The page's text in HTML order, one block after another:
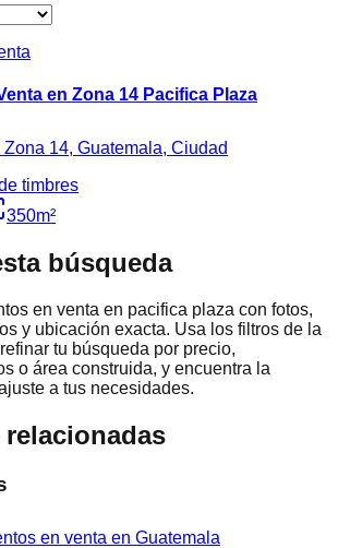
en Zona 14 Pacifica Plaza
14, Guatemala, Ciudad
timbres
350m²
búsqueda
en venta en pacifica plaza con fotos,
y ubicación exacta. Usa los filtros de la
tu búsqueda por precio,
o área construida, y encuentra la
a tus necesidades.
en venta en Guatemala